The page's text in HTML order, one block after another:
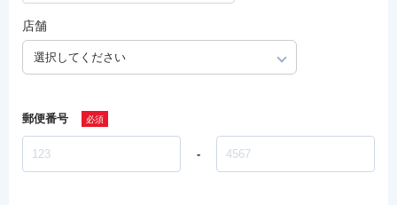
店舗
選択してください
郵便番号
-